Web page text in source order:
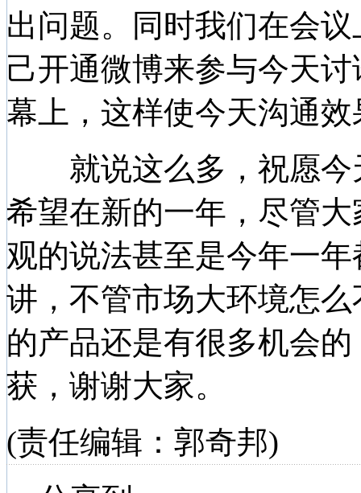
出问题。同时我们在会
己开通微博来参与今天
幕上，这样使今天沟通
就说这么多，祝愿今
希望在新的一年，尽管
观的说法甚至是今年一
讲，不管市场大环境怎
的产品还是有很多机会
获，谢谢大家。
(责任编辑：郭奇邦)